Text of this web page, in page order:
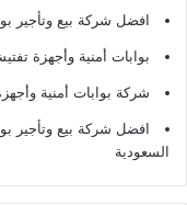
افضل شركة بيع وتأجير
بوابات أمنية وأجهزة
شركة بوابات أمنية
افضل شركة بيع وتأجير
السعودية